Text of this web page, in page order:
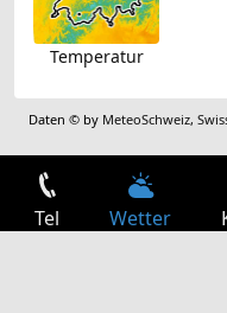
Temperatur
Daten © by MeteoSchweiz,
Tel Wetter